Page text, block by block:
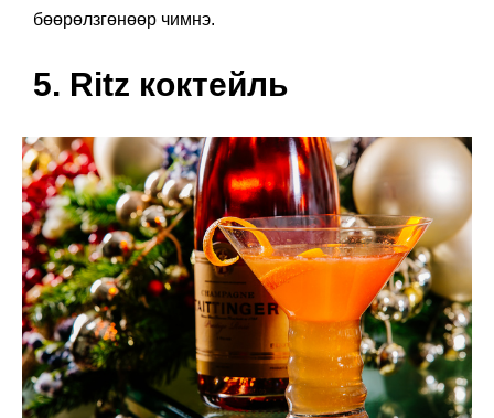
бөөрөлзгөнөөр чимнэ.
5. Ritz коктейль